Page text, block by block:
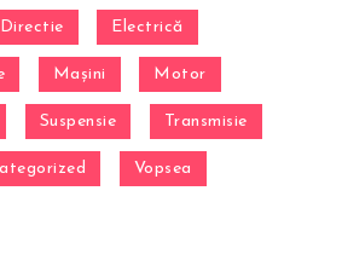
Directie Electrică
Mașini Motor
Suspensie Transmisie
Vopsea